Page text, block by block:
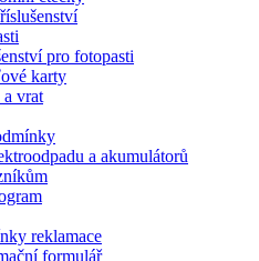
pro fotopasti
karty
a vrat
a akumulátorů
reklamace
formulář